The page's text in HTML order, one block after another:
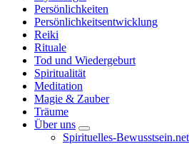
Persönlichkeiten
Persönlichkeitsentwicklung
Reiki
Rituale
Tod und Wiedergeburt
Spiritualität
Meditation
Magie & Zauber
Träume
Über uns
Spirituelles-